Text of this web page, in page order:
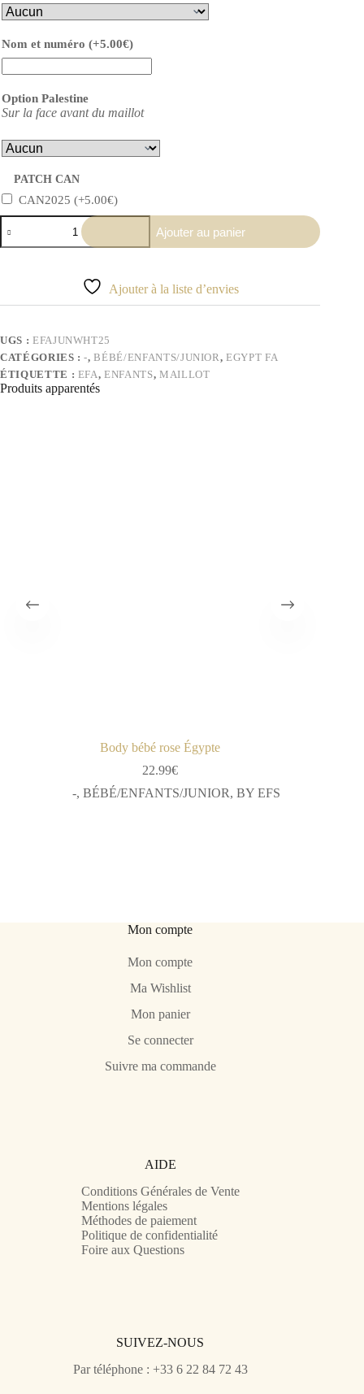
Nom et numéro (+5.00€)
Option Palestine
Sur la face avant du maillot
PATCH CAN
CAN2025 (+5.00€)
quantité
de
Ensemble
match
Égypte
25/26
Ajouter au panier
Ajouter à la liste d’envies
UGS : EFAJUNWHT25
CATÉGORIES :-,BÉBÉ/ENFANTS/JUNIOR,EGYPT FA
ÉTIQUETTE : EFA,ENFANTS, MAILLOT
Produits apparentés
Body bébé rose Égypte
22.99€
-,BÉBÉ/ENFANTS/JUNIOR,BY EFS
Mon compte
Mon compte
Ma Wishlist
Mon panier
Se connecter
Suivre ma commande
AIDE
Conditions Générales de Vente
Mentions légales
Méthodes de paiement
Politique de confidentialité
Foire aux Questions
SUIVEZ-NOUS
Par téléphone : +33 6 22 84 72 43